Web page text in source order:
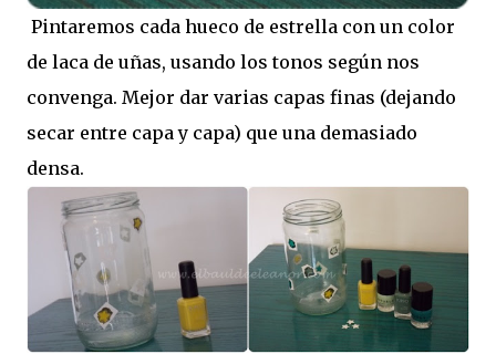
Pintaremos cada hueco de estrella con un color
de laca de uñas, usando los tonos según nos
convenga. Mejor dar varias capas finas (dejando
secar entre capa y capa) que una demasiado
densa.